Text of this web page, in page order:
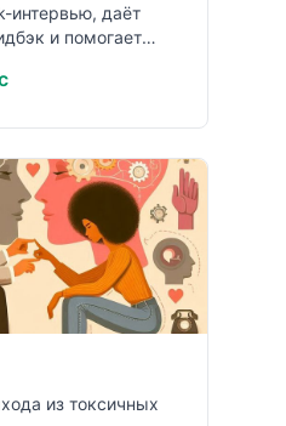
интервью, даёт
и помогает
формат и разбирает
из токсичных